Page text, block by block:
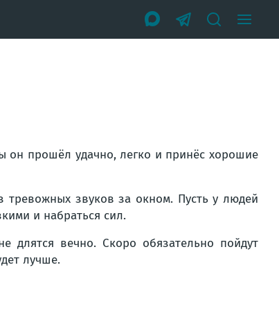
он прошёл удачно, легко и принёс хорошие
звуков за окном. Пусть у людей
и набраться сил.
длятся вечно. Скоро обязательно пойдут
лучше.